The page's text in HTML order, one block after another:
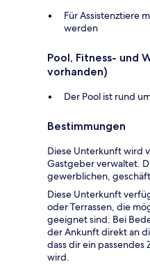
Für Assistenztiere
werden
Pool, Fitness- und
vorhanden)
Der Pool ist rund
Bestimmungen
Diese Unterkunft wird
Gastgeber verwaltet.
gewerblichen,
Diese Unterkunft
oder Terrassen, die
geeignet sind. Bei
der Ankunft direkt an
dass dir ein
wird.